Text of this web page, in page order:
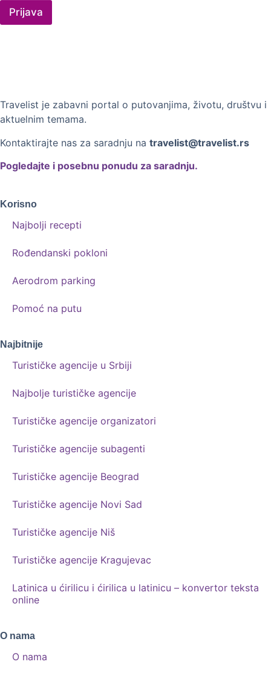
Prijava
Travelist je zabavni portal o putovanjima, životu, društvu i
aktuelnim temama.
Kontaktirajte nas za saradnju na travelist@travelist.rs
Pogledajte i posebnu ponudu za saradnju.
Korisno
Najbolji recepti
Rođendanski pokloni
Aerodrom parking
Pomoć na putu
Najbitnije
Turističke agencije u Srbiji
Najbolje turističke agencije
Turističke agencije organizatori
Turističke agencije subagenti
Turističke agencije Beograd
Turističke agencije Novi Sad
Turističke agencije Niš
Turističke agencije Kragujevac
Latinica u ćirilicu i ćirilica u latinicu – konvertor teksta
online
O nama
O nama